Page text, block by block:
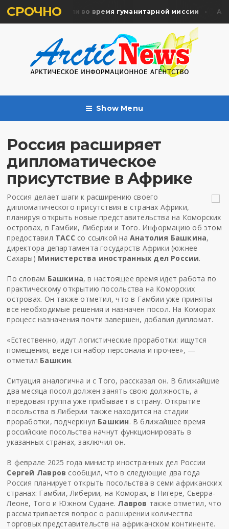
СРОЧНО
жертв почтили во время гуманитарной миссии
Show Menu
Россия расширяет
дипломатическое
присутствие в Африке
Россия делает шаги к расширению своего
дипломатического присутствия в странах Африки,
планируя открыть новые представительства на Коморских
островах, в Гамбии, Либерии и Того. Информацию об этом
предоставил ТАСС со ссылкой на Анатолия Башкина,
директора департамента государств Африки (южнее
Сахары) Министерства иностранных дел России.
По словам Башкина, в настоящее время идет работа по
практическому открытию посольства на Коморских
островах. Он также отметил, что в Гамбии уже приняты
все необходимые решения и назначен посол. На Коморах
процесс назначения почти завершен, добавил дипломат.
«Естественно, идут логистические проработки: ищутся
помещения, ведется набор персонала и прочее», —
отметил Башкин.
Ситуация аналогична и с Того, рассказал он. В ближайшие
два месяца посол должен занять свою должность, а
передовая группа уже прибывает в страну. Открытие
посольства в Либерии также находится на стадии
проработки, подчеркнул Башкин. В ближайшее время
российские посольства начнут функционировать в
указанных странах, заключил он.
В феврале 2025 года министр иностранных дел России
Сергей Лавров сообщил, что в следующие два года
Россия планирует открыть посольства в семи африканских
странах: Гамбии, Либерии, на Коморах, в Нигере, Сьерра-
Леоне, Того и Южном Судане. Лавров также отметил, что
рассматривается вопрос о расширении количества
торговых представительств на африканском континенте.